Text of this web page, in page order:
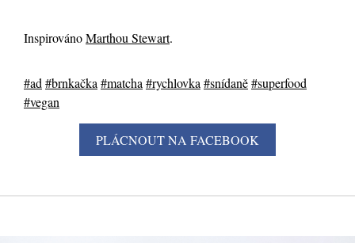
InspirovánoMarthou Stewart.
#ad #brnkačka #matcha #rychlovka #snídaně#superfood
#vegan